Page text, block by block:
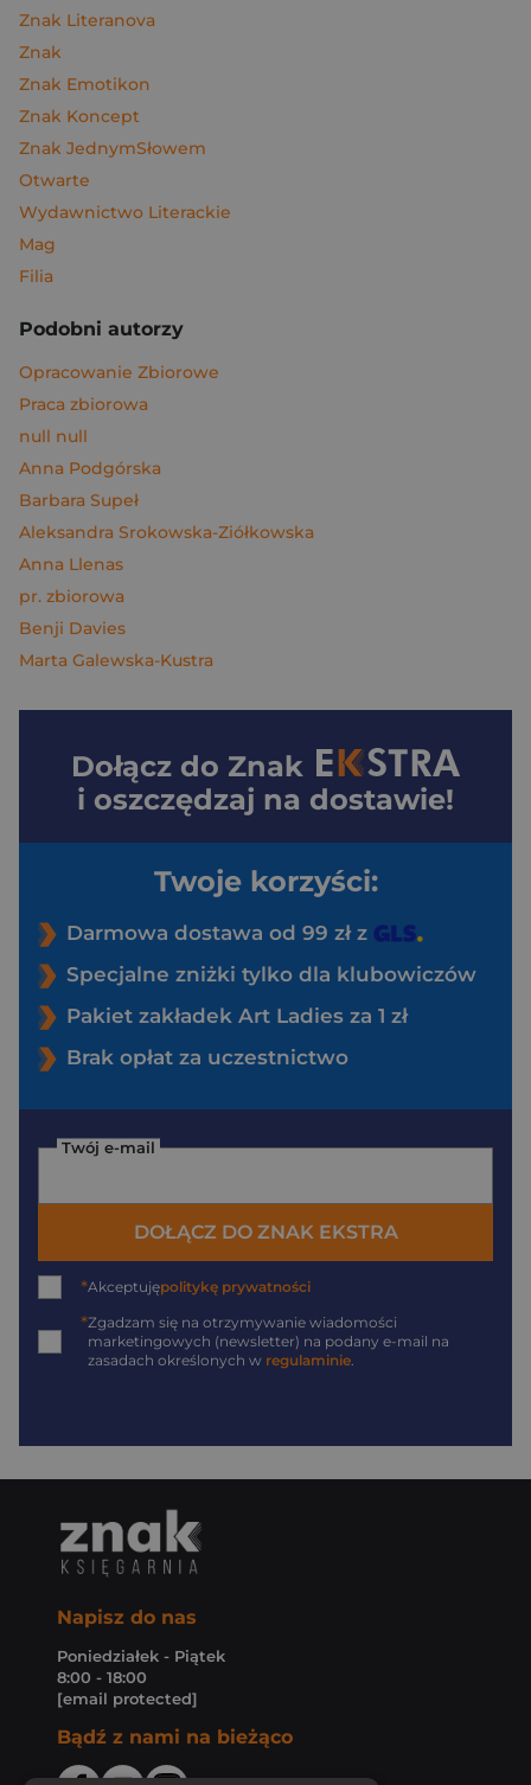
Znak Literanova
Znak
Znak Emotikon
Znak Koncept
Znak JednymSłowem
Otwarte
Wydawnictwo Literackie
Mag
Filia
Podobni autorzy
Opracowanie Zbiorowe
Praca zbiorowa
null null
Anna Podgórska
Barbara Supeł
Aleksandra Srokowska-Ziółkowska
Anna Llenas
pr. zbiorowa
Benji Davies
Marta Galewska-Kustra
Dołącz do Znak
i oszczędzaj na dostawie!
Twoje korzyści:
Darmowa dostawa od 99 zł z
Specjalne zniżki tylko dla klubowiczów
Pakiet zakładek Art Ladies za 1 zł
Brak opłat za uczestnictwo
Twój e-mail
DOŁĄCZ DO ZNAK EKSTRA
*Akceptujępolitykę prywatności
*Zgadzam się na otrzymywanie wiadomości
marketingowych (newsletter) na podany e-mail na
zasadach określonych w regulaminie.
Napisz do nas
Poniedziałek - Piątek
8:00 - 18:00
[email protected]
Bądź z nami na bieżąco